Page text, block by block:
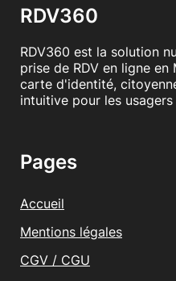
RDV360
RDV360 est la solution
prise de RDV en ligne en
carte d'identité,
intuitive pour les
Pages
Accueil
Mentions légales
CGV / CGU